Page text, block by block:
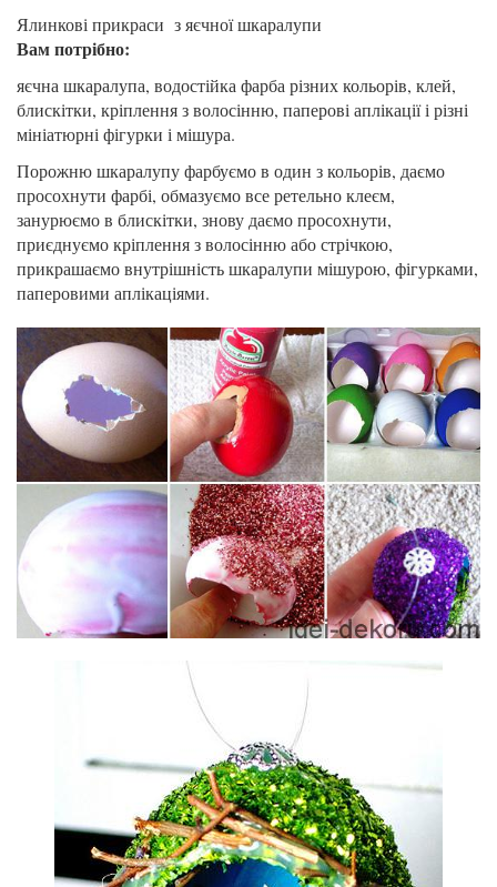
Ялинкові прикраси з яєчної шкаралупи
Вам потрібно:
яєчна шкаралупа, водостійка фарба різних кольорів, клей,
блискітки, кріплення з волосінню, паперові аплікації і різні
мініатюрні фігурки і мішура.
Порожню шкаралупу фарбуємо в один з кольорів, даємо
просохнути фарбі, обмазуємо все ретельно клеєм,
занурюємо в блискітки, знову даємо просохнути,
приєднуємо кріплення з волосінню або стрічкою,
прикрашаємо внутрішність шкаралупи мішурою, фігурками,
паперовими аплікаціями.